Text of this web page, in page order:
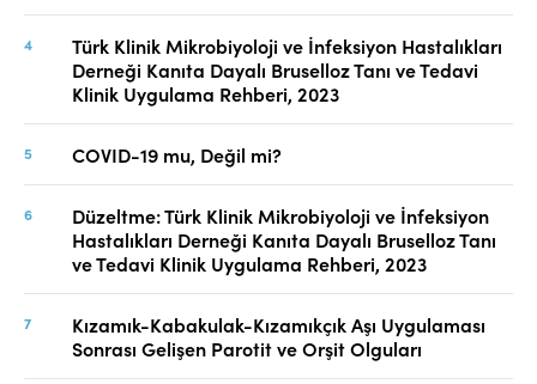
Türk Klinik Mikrobiyoloji ve İnfeksiyon Hastalıkları
Derneği Kanıta Dayalı Bruselloz Tanı ve Tedavi
Klinik Uygulama Rehberi, 2023
COVID-19 mu, Değil mi?
Düzeltme: Türk Klinik Mikrobiyoloji ve İnfeksiyon
Hastalıkları Derneği Kanıta Dayalı Bruselloz Tanı
ve Tedavi Klinik Uygulama Rehberi, 2023
Kızamık-Kabakulak-Kızamıkçık Aşı Uygulaması
Sonrası Gelişen Parotit ve Orşit Olguları